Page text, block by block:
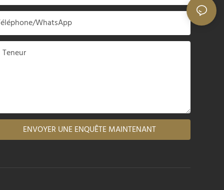
WhatsApp
Teneur
ENVOYER UNE ENQUÊTE MAINTENANT